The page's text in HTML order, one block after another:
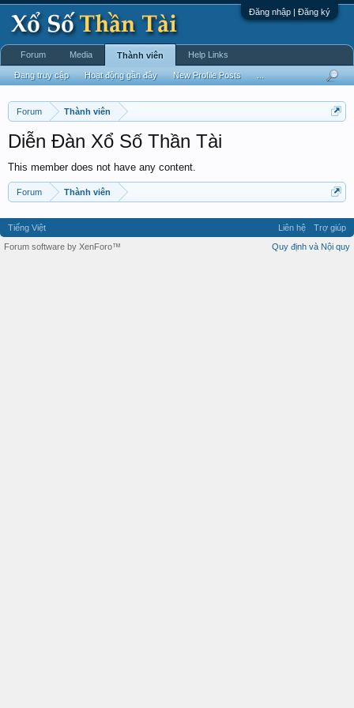
Đăng nhập | Đăng ký
Forum Thành viên
Diễn Đàn Xổ Số Thần Tài
This member does not have any content.
Forum Thành viên
Forum Media Thành viên
Đang truy cập Hoạt động gần đây New Profile Posts
Help Links
Tiếng Việt Liên hệ
Trợ giúp
Quy định và Nội quy
Forum software by XenForo™